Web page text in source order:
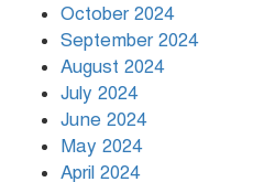
October 2024
September 2024
August 2024
July 2024
June 2024
May 2024
April 2024